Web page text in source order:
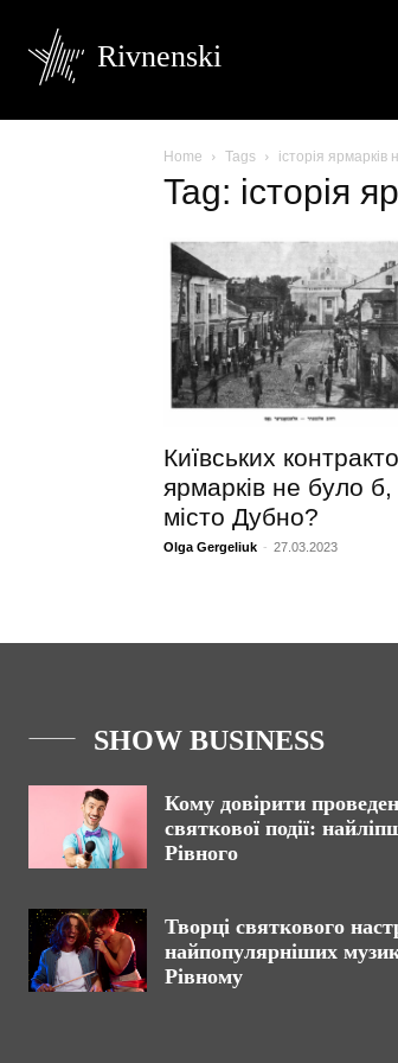
Rivnenski
Home Tags історія ярмарків
Tag: історія
Київських
ярмарків не було
місто Дубно?
Olga Gergeliuk - 27.03.2023
SHOW BUSINESS
Кому довірити
святкової події:
Рівного
Творці святкового
найпопулярніших
Рівному